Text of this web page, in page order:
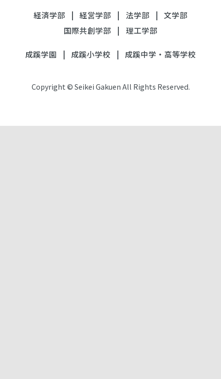
経済学部 経営学部 法学部
文学部
国際共創学部
理工学部
成蹊学園 成蹊小学校 成蹊中学・高等学校
Copyright © Seikei Gakuen All Rights Reserved.